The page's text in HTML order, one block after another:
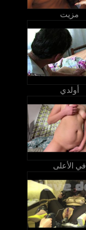
مزيت
أولدي
في الأعلى